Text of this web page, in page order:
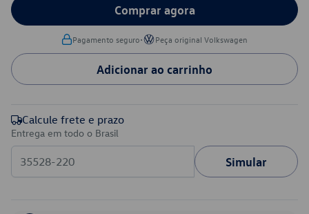
Comprar agora
Pagamento seguro• Peça original Volkswagen
Adicionar ao carrinho
Calcule frete e prazo
Entrega em todo o Brasil
Simular